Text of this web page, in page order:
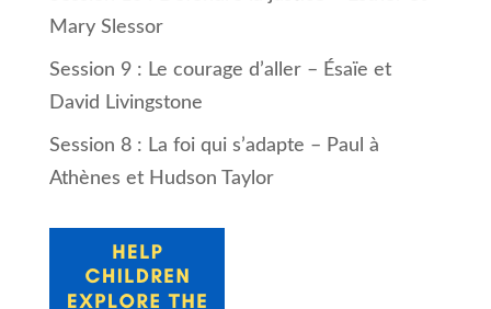
Mary Slessor
Session 9 : Le courage d’aller – Ésaïe et
David Livingstone
Session 8 : La foi qui s’adapte – Paul à
Athènes et Hudson Taylor